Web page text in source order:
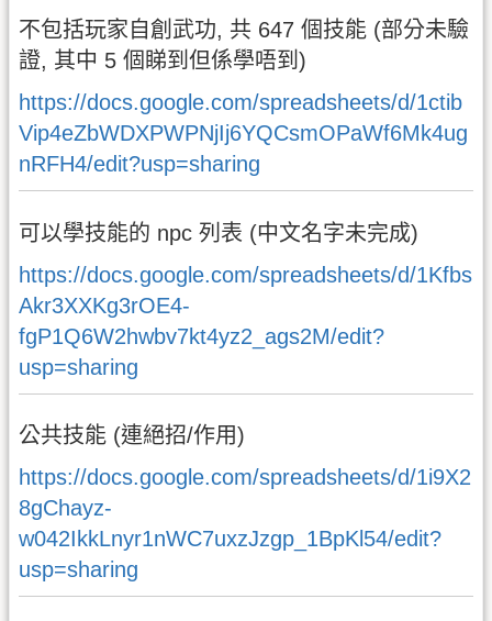
不包括玩家自創武功, 共 647 個技能 (部分未驗
證, 其中 5 個睇到但係學唔到)
https://docs.google.com/spreadsheets/d/1ctib
Vip4eZbWDXPWPNjIj6YQCsmOPaWf6Mk4ug
nRFH4/edit?usp=sharing
可以學技能的 npc 列表 (中文名字未完成)
https://docs.google.com/spreadsheets/d/1Kfbs
Akr3XXKg3rOE4-
fgP1Q6W2hwbv7kt4yz2_ags2M/edit?
usp=sharing
公共技能 (連絕招/作用)
https://docs.google.com/spreadsheets/d/1i9X2
8gChayz-
w042IkkLnyr1nWC7uxzJzgp_1BpKl54/edit?
usp=sharing